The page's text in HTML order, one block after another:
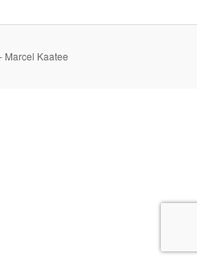
Marcel Kaatee